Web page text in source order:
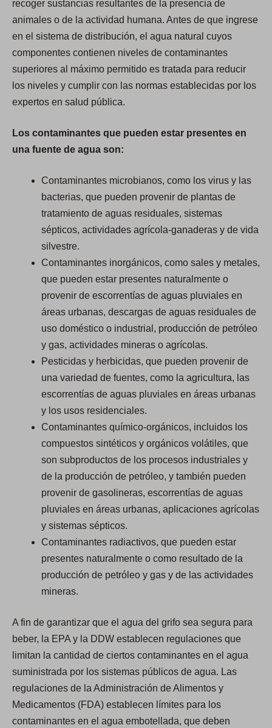
recoger sustancias resultantes de la presencia de
animales o de la actividad humana. Antes de que ingrese
en el sistema de distribución, el agua natural cuyos
componentes contienen niveles de contaminantes
superiores al máximo permitido es tratada para reducir
los niveles y cumplir con las normas establecidas por los
expertos en salud pública.
Los contaminantes que pueden estar presentes en
una fuente de agua son:
Contaminantes microbianos, como los virus y las
bacterias, que pueden provenir de plantas de
tratamiento de aguas residuales, sistemas
sépticos, actividades agrícola-ganaderas y de vida
silvestre.
Contaminantes inorgánicos, como sales y metales,
que pueden estar presentes naturalmente o
provenir de escorrentías de aguas pluviales en
áreas urbanas, descargas de aguas residuales de
uso doméstico o industrial, producción de petróleo
y gas, actividades mineras o agrícolas.
Pesticidas y herbicidas, que pueden provenir de
una variedad de fuentes, como la agricultura, las
escorrentías de aguas pluviales en áreas urbanas
y los usos residenciales.
Contaminantes químico-orgánicos, incluidos los
compuestos sintéticos y orgánicos volátiles, que
son subproductos de los procesos industriales y
de la producción de petróleo, y también pueden
provenir de gasolineras, escorrentías de aguas
pluviales en áreas urbanas, aplicaciones agrícolas
y sistemas sépticos.
Contaminantes radiactivos, que pueden estar
presentes naturalmente o como resultado de la
producción de petróleo y gas y de las actividades
mineras.
A fin de garantizar que el agua del grifo sea segura para
beber, la EPA y la DDW establecen regulaciones que
limitan la cantidad de ciertos contaminantes en el agua
suministrada por los sistemas públicos de agua. Las
regulaciones de la Administración de Alimentos y
Medicamentos (FDA) establecen límites para los
contaminantes en el agua embotellada, que deben